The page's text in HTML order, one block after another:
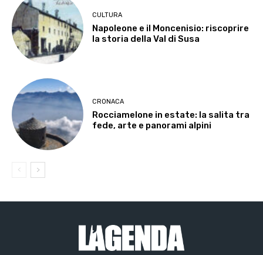
CULTURA
Napoleone e il Moncenisio: riscoprire
la storia della Val di Susa
CRONACA
Rocciamelone in estate: la salita tra
fede, arte e panorami alpini